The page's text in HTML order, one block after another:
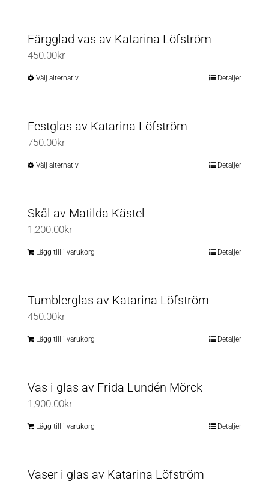
alternativen
väljas
har
varianter.
alternativen
väljas
Färgglad vas av Katarina Löfström
450.00kr
Välj alternativDen
har
varianter.
alternativen
väljas
Detaljer
Festglas av Katarina Löfström
750.00kr
Välj alternativDen
har
varianter.
alternativen
väljas
Detaljer
Skål av Matilda Kästel
1,200.00kr
Lägg till i varukorg Detaljer
Tumblerglas av Katarina Löfström
450.00kr
Lägg till i varukorg Detaljer
Vas i glas av Frida Lundén Mörck
1,900.00kr
Lägg till i varukorg Detaljer
Vaser i glas av Katarina Löfström